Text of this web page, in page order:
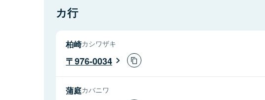
カ行
柏崎カシワザキ
976-0034
蒲庭カバニワ